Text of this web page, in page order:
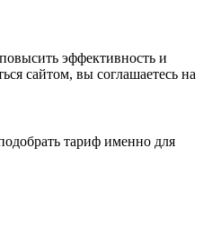
эффективность и
сайтом, вы соглашаетесь на
тариф именно для